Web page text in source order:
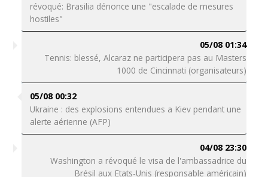
révoqué: Brasilia dénonce une "escalade de mesures
hostiles"
05/08 01:34
Tennis: blessé, Alcaraz ne participera pas au Masters
1000 de Cincinnati (organisateurs)
05/08 00:32
Ukraine : des explosions entendues a Kiev pendant une
alerte aérienne (AFP)
04/08 23:30
Washington a révoqué le visa de l'ambassadrice du
Brésil aux Etats-Unis (responsable américain)